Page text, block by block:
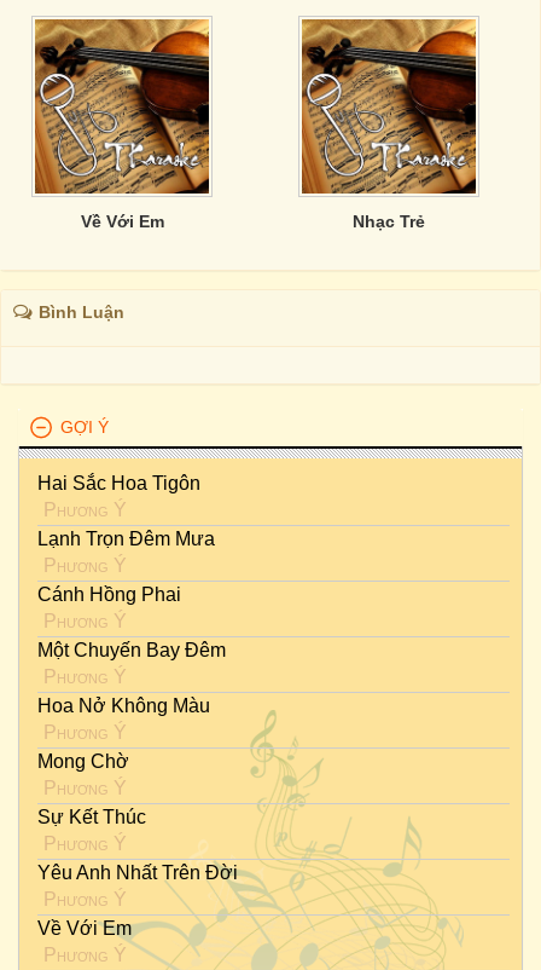
Về Với Em Nhạc Trẻ
Bình Luận
GỢI Ý
Hai Sắc Hoa Tigôn
Phương Ý
Lạnh Trọn Đêm Mưa
Phương Ý
Cánh Hồng Phai
Phương Ý
Một Chuyến Bay Đêm
Phương Ý
Hoa Nở Không Màu
Phương Ý
Mong Chờ
Phương Ý
Sự Kết Thúc
Phương Ý
Yêu Anh Nhất Trên Đời
Phương Ý
Về Với Em
Phương Ý